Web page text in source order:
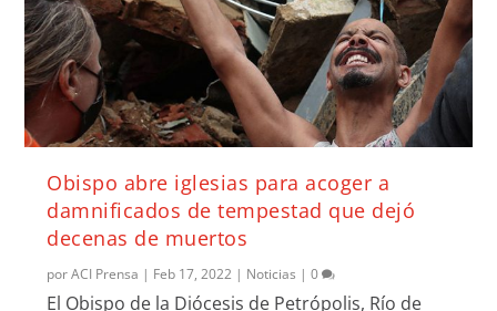
Obispo abre iglesias para acoger a
damnificados de tempestad que dejó
decenas de muertos
porACI Prensa | Feb 17, 2022 | Noticias |0
El Obispo de la Diócesis de Petrópolis, Río de